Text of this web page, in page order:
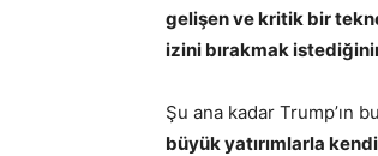
gelişen ve kritik bir
izini bırakmak
Şu ana kadar Trump’ın
büyük yatırımlarla